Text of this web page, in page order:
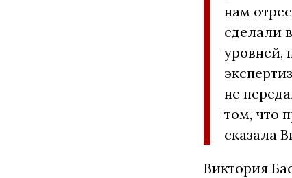
нам
сделали
уровней,
не
том, что
сказала
Виктория